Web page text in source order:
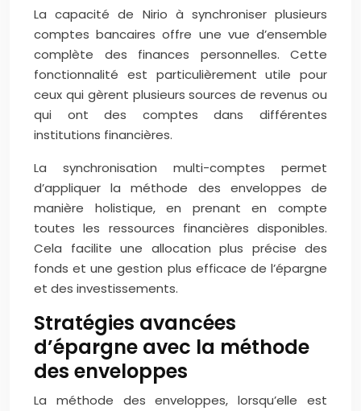
La capacité de Nirio à synchroniser plusieurs
comptes bancaires offre une vue d’ensemble
complète des finances personnelles. Cette
fonctionnalité est particulièrement utile pour
ceux qui gèrent plusieurs sources de revenus ou
qui ont des comptes dans différentes
institutions financières.
La synchronisation multi-comptes permet
d’appliquer la méthode des enveloppes de
manière holistique, en prenant en compte
toutes les ressources financières disponibles.
Cela facilite une allocation plus précise des
fonds et une gestion plus efficace de l’épargne
et des investissements.
Stratégies avancées
d’épargne avec la méthode
des enveloppes
La méthode des enveloppes, lorsqu’elle est